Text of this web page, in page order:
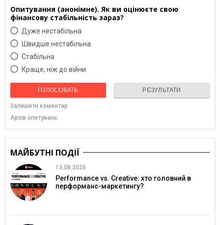
Опитування (анонімне). Як ви оцінюєте свою
фінансову стабільність зараз?
Дуже нестабільна
Швидше нестабільна
Cтабільна
Краще, ніж до війни
ГОЛОСОВАТЬ РЕЗУЛЬТАТИ
Залишити коментар
Архів опитувань
МАЙБУТНІ ПОДІЇ
13.08.2026
Performance vs. Creative: хто головний в
перформанс-маркетингу?